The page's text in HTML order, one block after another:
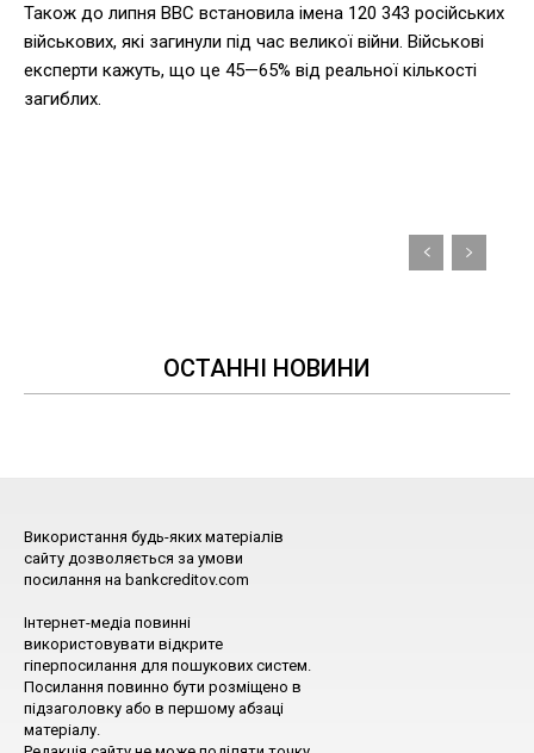
Також до липня BBC встановила імена 120 343 російських
військових, які загинули під час великої війни. Військові
експерти кажуть, що це 45—65% від реальної кількості
загиблих.
ОСТАННІ НОВИНИ
Використання будь-яких матеріалів
сайту дозволяється за умови
посилання на bankcreditov.com
Інтернет-медіа повинні
використовувати відкрите
гіперпосилання для пошукових систем.
Посилання повинно бути розміщено в
підзаголовку або в першому абзаці
матеріалу.